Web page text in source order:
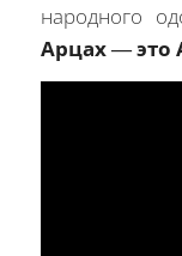
народного
Арцах— это